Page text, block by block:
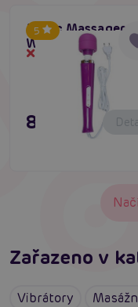
5
Magic Massager
Wand Cable
Dočasně
895 Kč
Zařazeno v
Vibrátory